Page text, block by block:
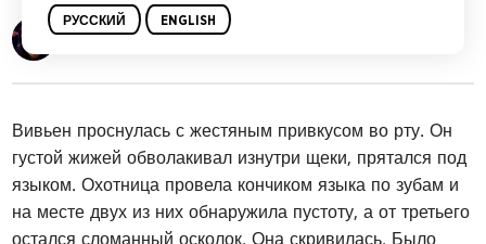
Cassandra Khaw
Вивьен проснулась с жестяным привкусом во рту. Он
густой жижей обволакивал изнутри щеки, прятался под
языком. Охотница провела кончиком языка по зубам и
на месте двух из них обнаружила пустоту, а от третьего
остался сломанный осколок. Она скривилась. Было
РУССКИЙ ENGLISH